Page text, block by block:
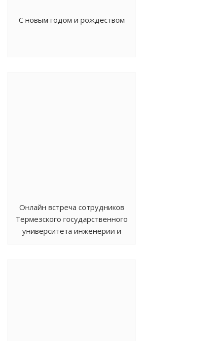
С новым годом и рождеством
Онлайн встреча сотрудников
Термезского государственного
университета инженерии и